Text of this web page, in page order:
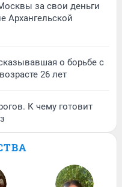
за свои деньги
Архангельской
о борьбе с
26 лет
К чему готовит